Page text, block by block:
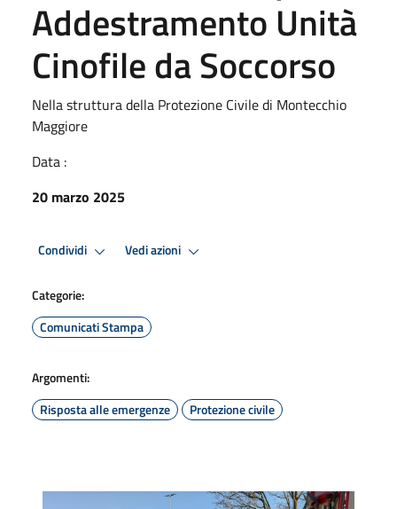
Addestramento Unità
Cinofile da Soccorso
Nella struttura della Protezione Civile di Montecchio
Maggiore
Data :
20 marzo 2025
Condividi Vedi azioni
Categorie:
Comunicati Stampa
Argomenti:
Risposta alle emergenze
Protezione civile